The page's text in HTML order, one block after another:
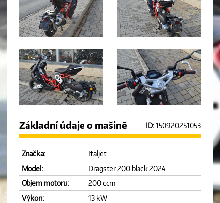
ID:150920251053
Základní údaje o mašině
Značka:
Italjet
Model:
Dragster 200 black 2024
Objem motoru:
200 ccm
Výkon:
13 kW